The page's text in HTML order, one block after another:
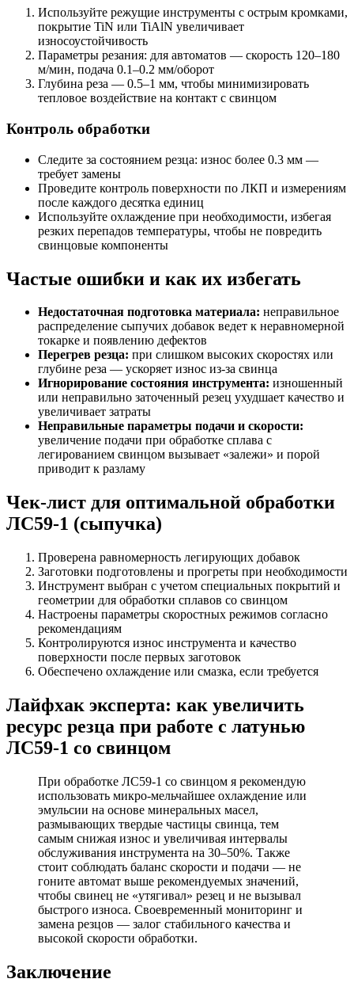
Используйте режущие инструменты с острым кромками,
покрытие TiN или TiAlN увеличивает
износоустойчивость
Параметры резания: для автоматов — скорость 120–180
м/мин, подача 0.1–0.2 мм/оборот
Глубина реза — 0.5–1 мм, чтобы минимизировать
тепловое воздействие на контакт с свинцом
Контроль обработки
Следите за состоянием резца: износ более 0.3 мм —
требует замены
Проведите контроль поверхности по ЛКП и измерениям
после каждого десятка единиц
Используйте охлаждение при необходимости, избегая
резких перепадов температуры, чтобы не повредить
свинцовые компоненты
Частые ошибки и как их избегать
Недостаточная подготовка материала: неправильное
распределение сыпучих добавок ведет к неравномерной
токарке и появлению дефектов
Перегрев резца: при слишком высоких скоростях или
глубине реза — ускоряет износ из-за свинца
Игнорирование состояния инструмента: изношенный
или неправильно заточенный резец ухудшает качество и
увеличивает затраты
Неправильные параметры подачи и скорости:
увеличение подачи при обработке сплава с
легированием свинцом вызывает «залежи» и порой
приводит к разламу
Чек-лист для оптимальной обработки
ЛС59-1 (сыпучка)
Проверена равномерность легирующих добавок
Заготовки подготовлены и прогреты при необходимости
Инструмент выбран с учетом специальных покрытий и
геометрии для обработки сплавов со свинцом
Настроены параметры скоростных режимов согласно
рекомендациям
Контролируются износ инструмента и качество
поверхности после первых заготовок
Обеспечено охлаждение или смазка, если требуется
Лайфхак эксперта: как увеличить
ресурс резца при работе с латунью
ЛС59-1 со свинцом
При обработке ЛС59-1 со свинцом я рекомендую
использовать микро-мельчайшее охлаждение или
эмульсии на основе минеральных масел,
размывающих твердые частицы свинца, тем
самым снижая износ и увеличивая интервалы
обслуживания инструмента на 30–50%. Также
стоит соблюдать баланс скорости и подачи — не
гоните автомат выше рекомендуемых значений,
чтобы свинец не «утягивал» резец и не вызывал
быстрого износа. Своевременный мониторинг и
замена резцов — залог стабильного качества и
высокой скорости обработки.
Заключение